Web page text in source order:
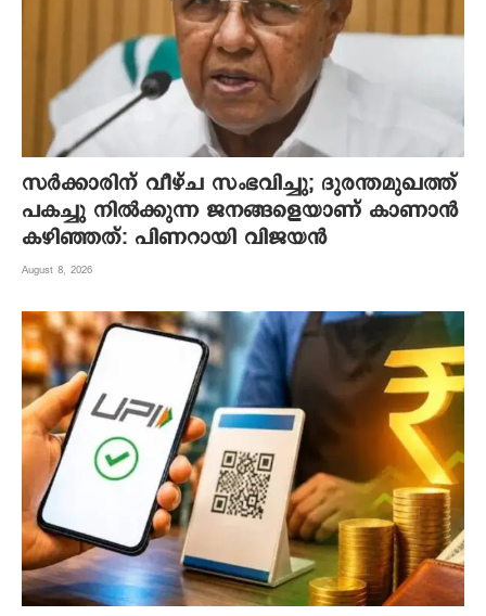
സർക്കാരിന് വീഴ്ച സംഭവിച്ചു; ദുരന്തമുഖത്ത്
പകച്ചു നിൽക്കുന്ന ജനങ്ങളെയാണ് കാണാൻ
കഴിഞ്ഞത്: പിണറായി വിജയൻ
August 8, 2026